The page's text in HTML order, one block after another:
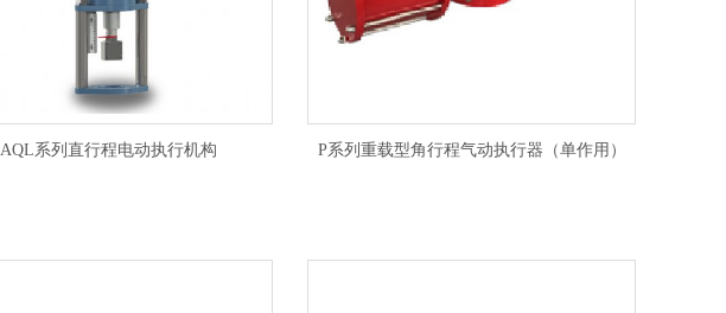
AQL系列直行程电动执行机构 P系列重载型角行程气动执行器（单作用）